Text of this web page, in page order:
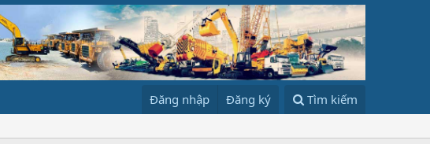
Đăng nhập Đăng ký Tìm kiếm